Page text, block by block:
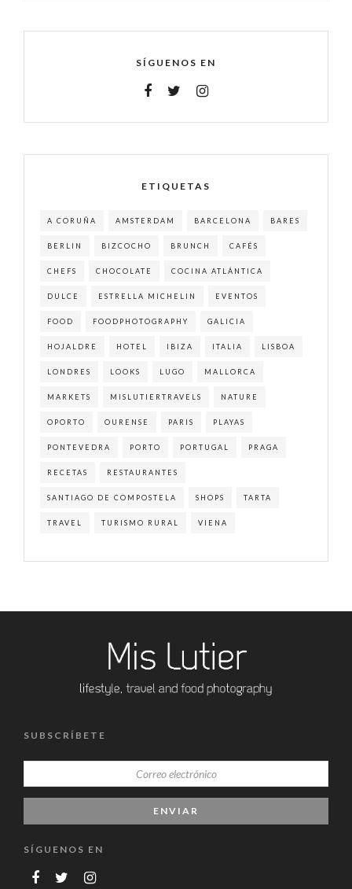
SÍGUENOS EN
ETIQUETAS
A CORUÑA AMSTERDAM BARCELONA BARES
BERLIN BIZCOCHO BRUNCH CAFÉS
CHEFS CHOCOLATE COCINA ATLÁNTICA
DULCE ESTRELLA MICHELIN EVENTOS
FOOD FOODPHOTOGRAPHY GALICIA
HOJALDRE HOTEL IBIZA ITALIA LISBOA
LONDRES LOOKS LUGO MALLORCA
MARKETS MISLUTIERTRAVELS NATURE
OPORTO OURENSE PARIS PLAYAS
PONTEVEDRA PORTO PORTUGAL PRAGA
RECETAS RESTAURANTES
SANTIAGO DE COMPOSTELA SHOPS TARTA
TRAVEL TURISMO RURAL VIENA
SUBSCRÍBETE
SÍGUENOS EN